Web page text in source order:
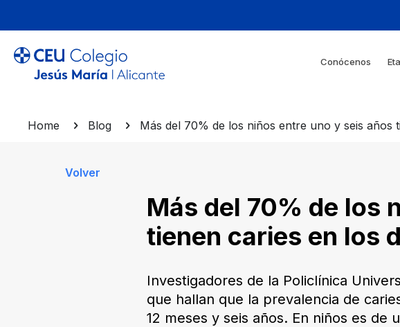
Conócenos
Home Blog Más del 70% de los niños entre uno y seis años
Volver
Más del 70% de los
tienen caries en los
Investigadores de la Policlínica
que hallan que la prevalencia de
12 meses y seis años. En niños es de